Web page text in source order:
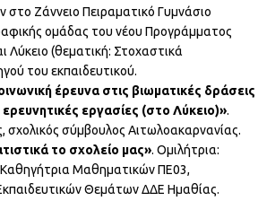
Ζάννειο Πειραματικό Γυμνάσιο
ομάδας του νέου Προγράμματος
Λύκειο (θεματική: Στοχαστικά
του εκπαιδευτικού.
έρευνα στις βιωματικές δράσεις
εργασίες (στο Λύκειο)».
σχολικός σύμβουλος Αιτωλοακαρνανίας.
το σχολείο μας». Ομιλήτρια:
Μαθηματικών ΠΕ03,
Θεμάτων ΔΔΕ Ημαθίας.